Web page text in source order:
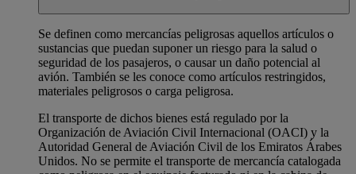
Se definen como mercancías peligrosas aquellos artículos o
sustancias que puedan suponer un riesgo para la salud o
seguridad de los pasajeros, o causar un daño potencial al
avión. También se les conoce como artículos restringidos,
materiales peligrosos o carga peligrosa.
El transporte de dichos bienes está regulado por la
Organización de Aviación Civil Internacional (OACI) y la
Autoridad General de Aviación Civil de los Emiratos Árabes
Unidos. No se permite el transporte de mercancía catalogada